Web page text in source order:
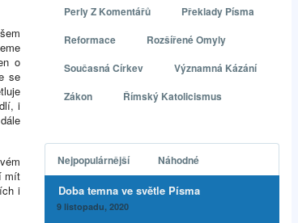
o
se
i
mít
i
Perly Z Komentářů
Překlady Písma
Reformace
Rozšířené Omyly
Současná Církev
Významná Kázání
Zákon
Římský Katolicismus
Nejpopulárnější Náhodné
Doba temna ve světle Písma
9 listopadu, 2020